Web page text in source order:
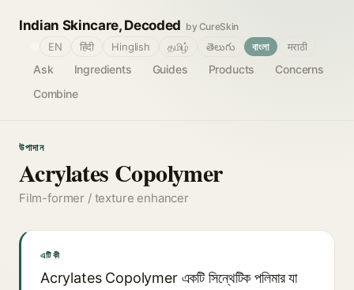
Indian Skincare, Decoded by CureSkin
Ask Ingredients Guides Products
Concerns
Combine
EN हिंदी Hinglish தமிழ் తెలుగు বাংলা मराठी
উপাদান
Acrylates Copolymer
Film-former / texture enhancer
এটি কী
Acrylates Copolymer একটি সিন্থেটিক পলিমার যা